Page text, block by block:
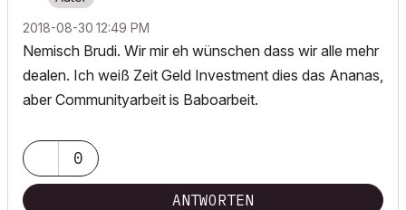
‎2018-08-30 12:49 PM
Nemisch Brudi. Wir mir eh wünschen dass wir alle mehr
dealen. Ich weiß Zeit Geld Investment dies das Ananas,
aber Communityarbeit is Baboarbeit.
0
ANTWORTEN